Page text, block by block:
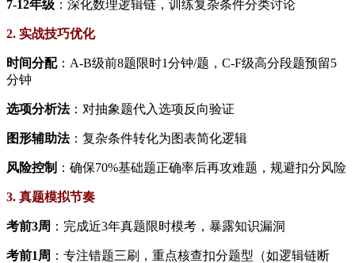
​7-12年级​ ​：深化数理逻辑链，训练复杂条件分类讨论
2. 实战技巧优化
​时间分配​​：A-B级前8题限时1分钟/题，C-F级高分段题预留5
分钟
​选项分析法​​：对抽象题代入选项反向验证
​图形辅助法​​：复杂条件转化为图表简化逻辑
​风险控制​ ​：确保70%基础题正确率后再攻难题，规避扣分风险
3. 真题模拟节奏
​考前3周​ ​：完成近3年真题限时模考，暴露知识漏洞
​考前1周​ ​：专注错题三刷，重点核查扣分题型（如逻辑链断